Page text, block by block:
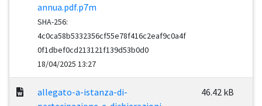
annua.pdf.p7m
SHA-256:
4c0ca58b5332356cf55e78f416c2eaf9c0a4f
0f1dbef0cd213121f139d53b0d0
18/04/2025 13:27
allegato-a-istanza-di-
46.42 kB